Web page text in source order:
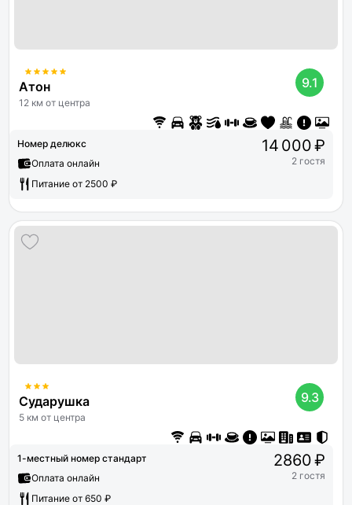
Атон
12 км от центра
9.1
Номер делюкс
Оплата онлайн
Питание от 2500 ₽
14 000 ₽
2 гостя
Сударушка
5 км от центра
9.3
1-местный номер стандарт
Оплата онлайн
Питание от 650 ₽
2860 ₽
2 гостя